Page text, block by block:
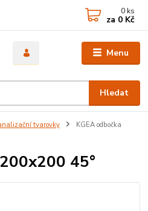
Menu
Hledat
0 ks
za 0 Kč
tvarovky
KGEA odbočka
45°